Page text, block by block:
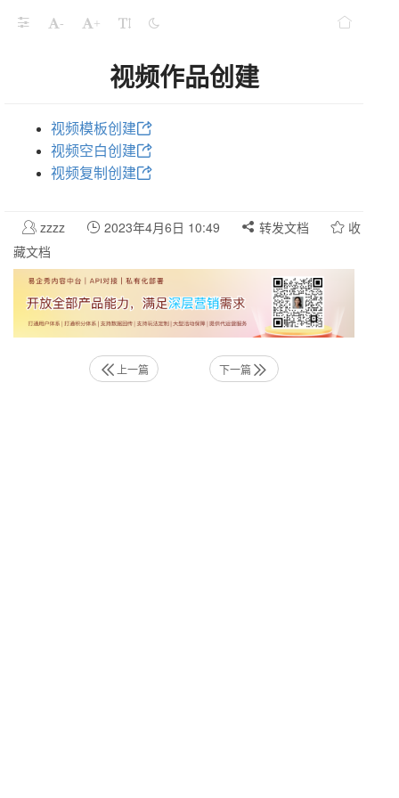
- +
视频作品创建
视频模板创建
视频空白创建
视频复制创建
zzzz 2023年4月6日 10:49 转发文档
收
藏文档
上一篇 下一篇